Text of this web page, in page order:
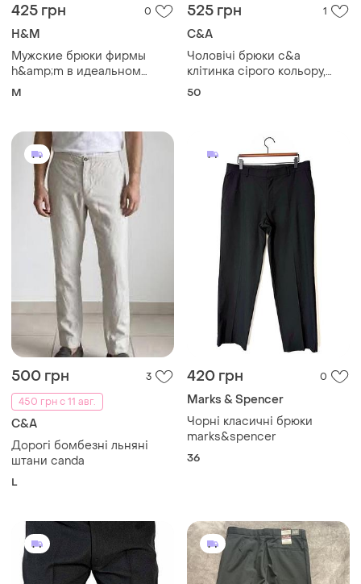
425 грн 0
H&M
Мужские брюки фирмы
h&amp;m в идеальном
состоянии
M
525 грн 1
C&A
Чоловічі брюки c&a
клітинка сірого кольору,
літо розмір 50
50
500 грн
3
450 грн с 11 авг.
C&A
Дорогі бомбезні льняні
штани canda
L
420 грн 0
Marks & Spencer
Чорні класичні брюки
marks&spencer
36